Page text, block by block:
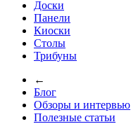
Доски
Панели
Киоски
Столы
Трибуны
←
Блог
Обзоры и интервью
Полезные статьи